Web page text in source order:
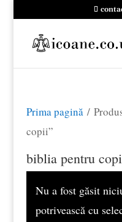
Prima pagină/
copii”
biblia pentru
Nu a fost găsit
potrivească cu